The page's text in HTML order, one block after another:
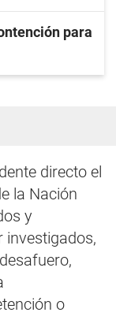
para
directo el
la Nación
y
investigados,
o